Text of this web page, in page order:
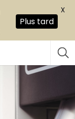
Plus tard
X